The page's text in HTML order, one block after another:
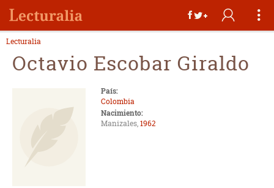
Lecturalia
Octavio Escobar Giraldo
País:
Colombia
Nacimiento:
Manizales,1962